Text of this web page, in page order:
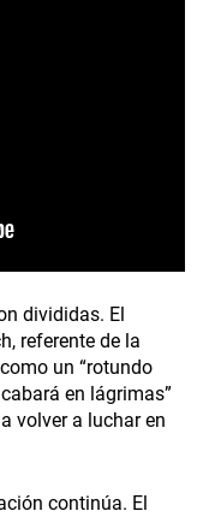
divididas. El
referente de la
un “rotundo
en lágrimas”
volver a luchar en
continúa. El